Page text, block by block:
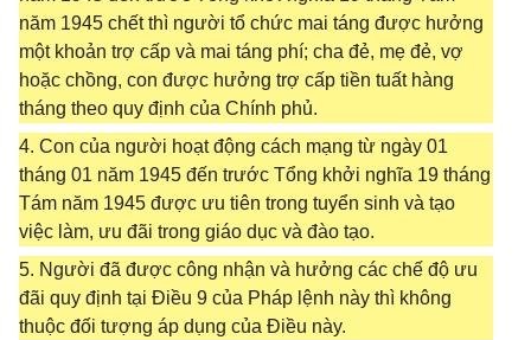
năm 1945 chết thì người tổ chức mai táng được hưởng
một khoản trợ cấp và mai táng phí; cha đẻ, mẹ đẻ, vợ
hoặc chồng, con được hưởng trợ cấp tiền tuất hàng
tháng theo quy định của Chính phủ.
4. Con của người hoạt động cách mạng từ ngày 01
tháng 01 năm 1945 đến trước Tổng khởi nghĩa 19 tháng
Tám năm 1945 được ưu tiên trong tuyển sinh và tạo
việc làm, ưu đãi trong giáo dục và đào tạo.
5. Người đã được công nhận và hưởng các chế độ ưu
đãi quy định tại Điều 9 của Pháp lệnh này thì không
thuộc đối tượng áp dụng của Điều này.